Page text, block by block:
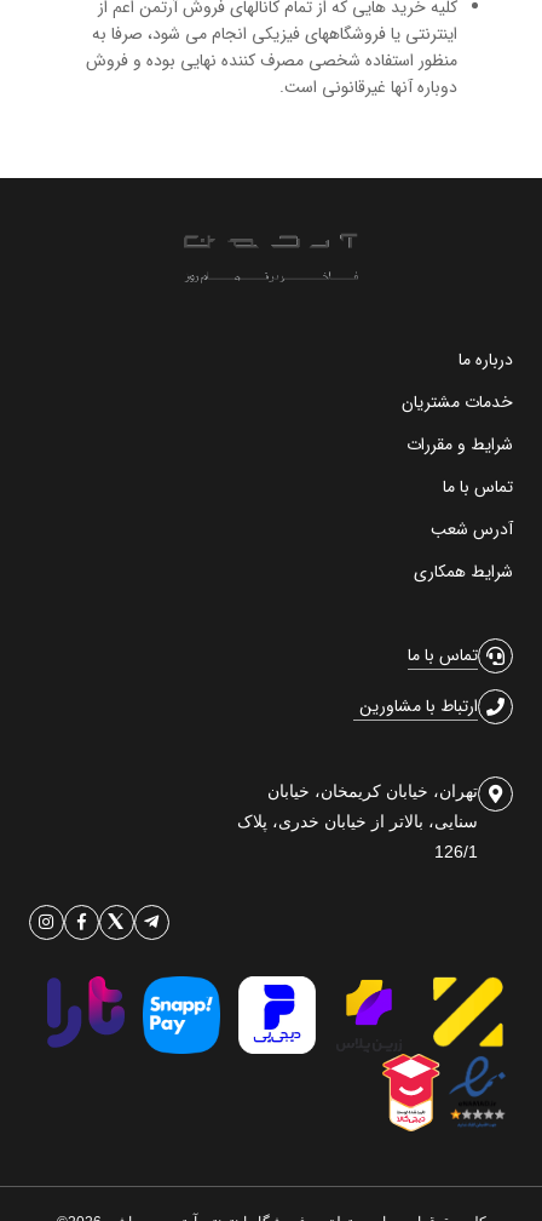
کلیه خرید هایی که از تمام کانالهای فروش آرتمن اعم از
اینترنتی یا فروشگاههای فیزیکی انجام می شود، صرفا به
منظور استفاده شخصی مصرف کننده نهایی بوده و فروش
دوباره آنها غیرقانونی است.
درباره ما
خدمات مشتریان
شرایط و مقررات
تماس با ما
آدرس شعب
شرایط همکاری
تماس با ما
ارتباط با مشاورین
تهران، خیابان کریمخان، خیابان
سنایی، بالاتر از خیابان خدری، پلاک
126/1